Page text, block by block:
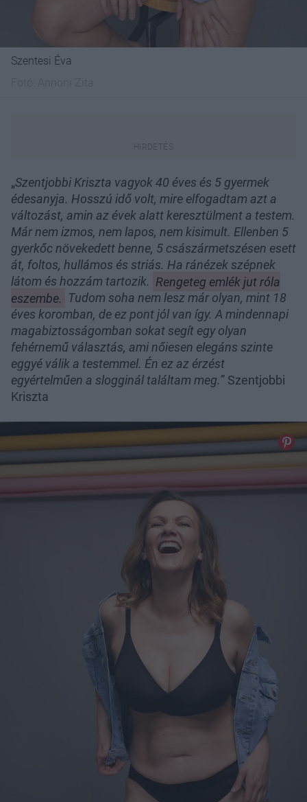
Szentesi Éva
„Szentjobbi Kriszta vagyok 40 éves és 5 gyermek
édesanyja. Hosszú idő volt, mire elfogadtam azt a
változást, amin az évek alatt keresztülment a testem.
Már nem izmos, nem lapos, nem kisimult. Ellenben 5
gyerkőc növekedett benne, 5 császármetszésen esett
át, foltos, hullámos és striás. Ha ránézek szépnek
látom és hozzám tartozik. Rengeteg emlék jut róla
eszembe.
Tudom soha nem lesz már olyan, mint 18
éves koromban, de ez pont jól van így. A mindennapi
magabiztosságomban sokat segít egy olyan
fehérnemű választás, ami nőiesen elegáns szinte
eggyé válik a testemmel. Én ez az érzést
egyértelműen a slogginál találtam meg.” Szentjobbi
Kriszta